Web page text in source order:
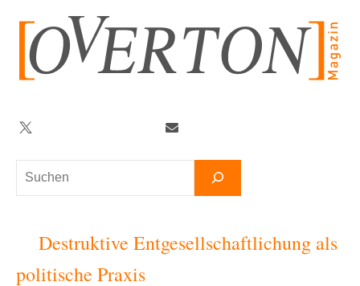
springen
Suchen
Twitter
Destruktive Entgesellschaftlichung als
politische Praxis